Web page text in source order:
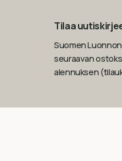
Tilaa
Suomen
seuraavan
alennuksen